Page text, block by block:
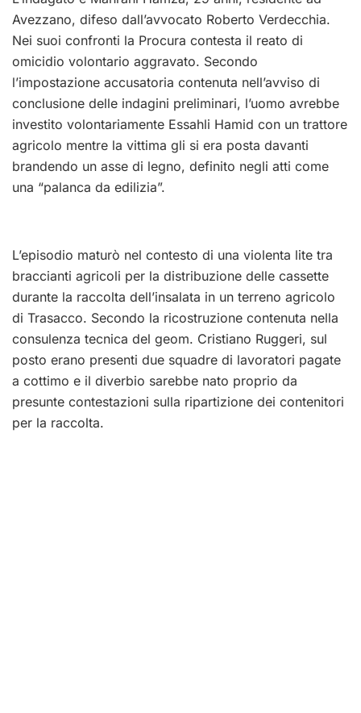
Avezzano, difeso dall’avvocato Roberto Verdecchia.
Nei suoi confronti la Procura contesta il reato di
omicidio volontario aggravato. Secondo
l’impostazione accusatoria contenuta nell’avviso di
conclusione delle indagini preliminari, l’uomo avrebbe
investito volontariamente Essahli Hamid con un trattore
agricolo mentre la vittima gli si era posta davanti
brandendo un asse di legno, definito negli atti come
una “palanca da edilizia”.
L’episodio maturò nel contesto di una violenta lite tra
braccianti agricoli per la distribuzione delle cassette
durante la raccolta dell’insalata in un terreno agricolo
di Trasacco. Secondo la ricostruzione contenuta nella
consulenza tecnica del geom. Cristiano Ruggeri, sul
posto erano presenti due squadre di lavoratori pagate
a cottimo e il diverbio sarebbe nato proprio da
presunte contestazioni sulla ripartizione dei contenitori
per la raccolta.